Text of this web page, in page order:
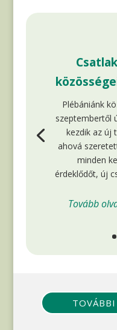
Plébániánk
szeptembertől
kezdik az új
ahová
minden
érdeklődőt, új
Tovább